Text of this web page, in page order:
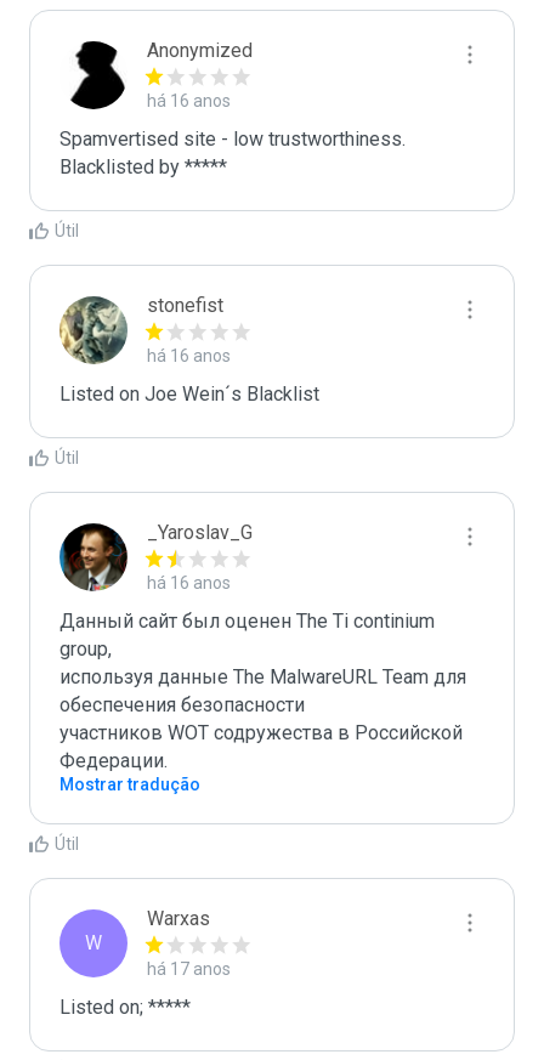
Anonymized
há 16 anos
Spamvertised site - low trustworthiness.
Blacklisted by *****
Útil
stonefist
há 16 anos
Listed on Joe Wein´s Blacklist
Útil
_Yaroslav_G
há 16 anos
Данный сайт был оценен The Ti continium
group,
используя данные The MalwareURL Team для
обеспечения безопасности
участников WOT содружества в Российской
Федерации.
Mostrar tradução
Útil
W
Warxas
há 17 anos
Listed on; *****